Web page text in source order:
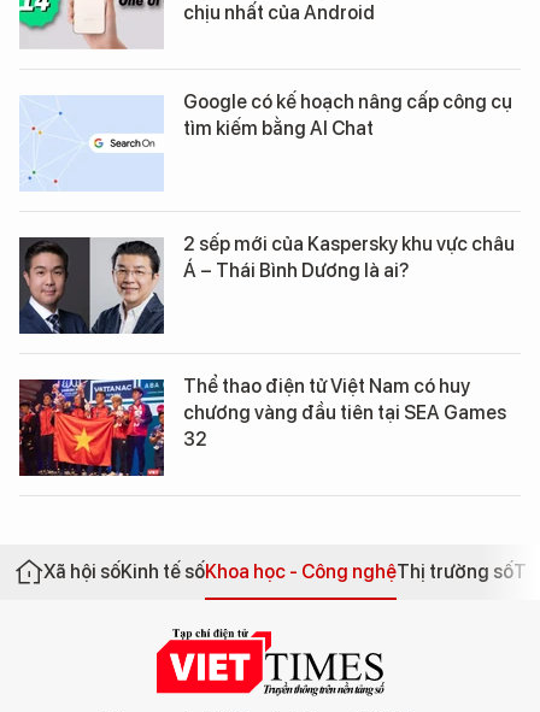
chịu nhất của Android
Google có kế hoạch nâng cấp công cụ
tìm kiếm bằng AI Chat
2 sếp mới của Kaspersky khu vực châu
Á – Thái Bình Dương là ai?
Thể thao điện tử Việt Nam có huy
chương vàng đầu tiên tại SEA Games
32
Xã hội sốKinh tế sốKhoa học - Công nghệThị trường số